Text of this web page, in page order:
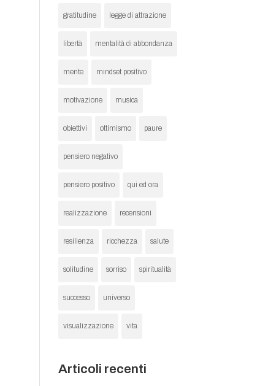
gratitudine legge di attrazione
libertà mentalità di abbondanza
mente mindset positivo
motivazione musica
obiettivi ottimismo paure
pensiero negativo
pensiero positivo qui ed ora
realizzazione recensioni
resilienza ricchezza salute
solitudine sorriso spiritualità
successo universo
visualizzazione vita
Articoli recenti